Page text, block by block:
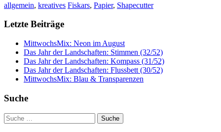
allgemein, kreatives Fiskars, Papier, Shapecutter
Letzte Beiträge
MittwochsMix: Neon im August
Das Jahr der Landschaften: Stimmen (32/52)
Das Jahr der Landschaften: Kompass (31/52)
Das Jahr der Landschaften: Flussbett (30/52)
MittwochsMix: Blau & Transparenzen
Suche
Suche
nach: